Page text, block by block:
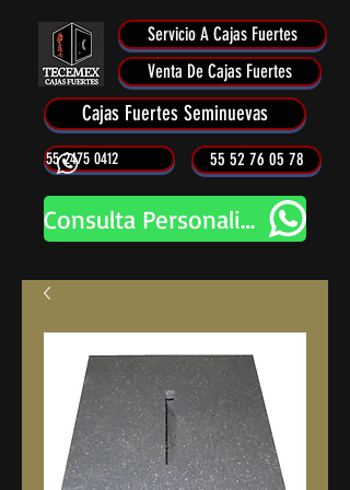
55 52 76 05 78
55 2475 0412
Servicio A Cajas Fuertes
Venta De Cajas Fuertes
Consulta Personalizada
Cajas Fuertes Seminuevas